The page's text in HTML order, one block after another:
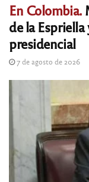
En Colombia.
de la
presidencial
7 de agosto de 2026